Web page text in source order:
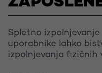
Spletno
uporabnike lahko
izpolnjevanja fizičnih